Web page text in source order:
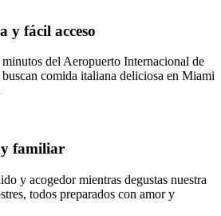
y fácil acceso
del Aeropuerto Internacional de
comida italiana deliciosa en Miami
y familiar
y acogedor mientras degustas nuestra
todos preparados con amor y